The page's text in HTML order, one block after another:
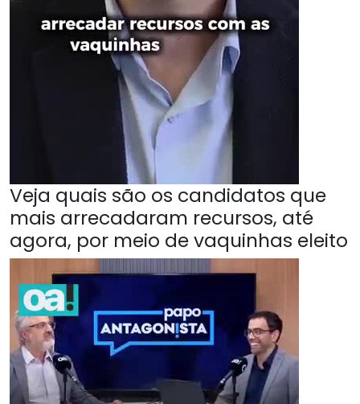
Veja quais são os candidatos que
mais arrecadaram recursos, até
agora, por meio de vaquinhas eleito